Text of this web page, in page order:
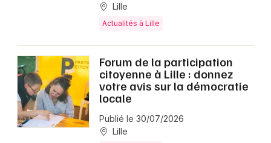
Lille
Actualités à Lille
Forum de la participation
citoyenne à Lille : donnez
votre avis sur la démocratie
locale
Publié le 30/07/2026
Lille